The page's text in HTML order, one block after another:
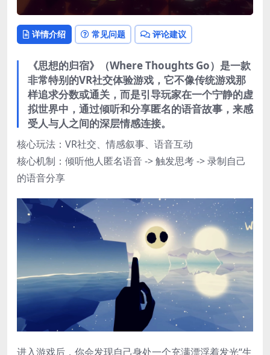
详情介绍 常见问题 评论建议
《思想的归宿》（Where Thoughts Go）是一款
非常特别的VR社交体验游戏，它不像传统游戏那
样追求分数或通关，而是引导玩家在一个宁静的虚
拟世界中，通过倾听和分享匿名的语音故事，来感
受人与人之间的深层情感连接。
核心玩法：VR社交、情感叙事、语音互动
​核心机制：倾听他人匿名语音 -> 触发思考 -> 录制自己
的语音分享​
进入游戏后，你会发现自己身处一个充满漂浮着发光“生